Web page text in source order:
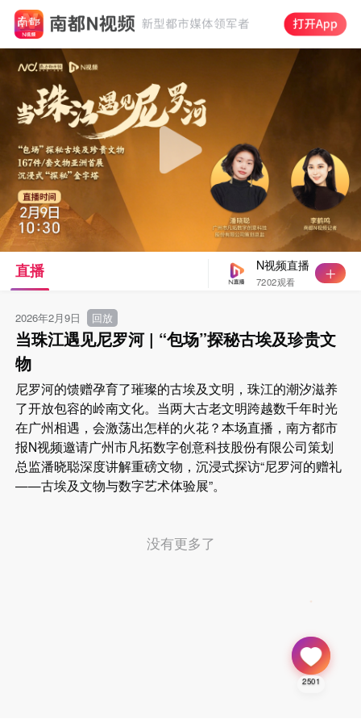
N视频直播
7202观看
直播
2026年2月9日 回放
当珠江遇见尼罗河 | “包场”探秘古埃及珍贵文
物
尼罗河的馈赠孕育了璀璨的古埃及文明，珠江的潮汐滋养
了开放包容的岭南文化。当两大古老文明跨越数千年时光
在广州相遇，会激荡出怎样的火花？本场直播，南方都市
报N视频邀请广州市凡拓数字创意科技股份有限公司策划
总监潘晓聪深度讲解重磅文物，沉浸式探访“尼罗河的赠礼
——古埃及文物与数字艺术体验展”。
没有更多了
2501